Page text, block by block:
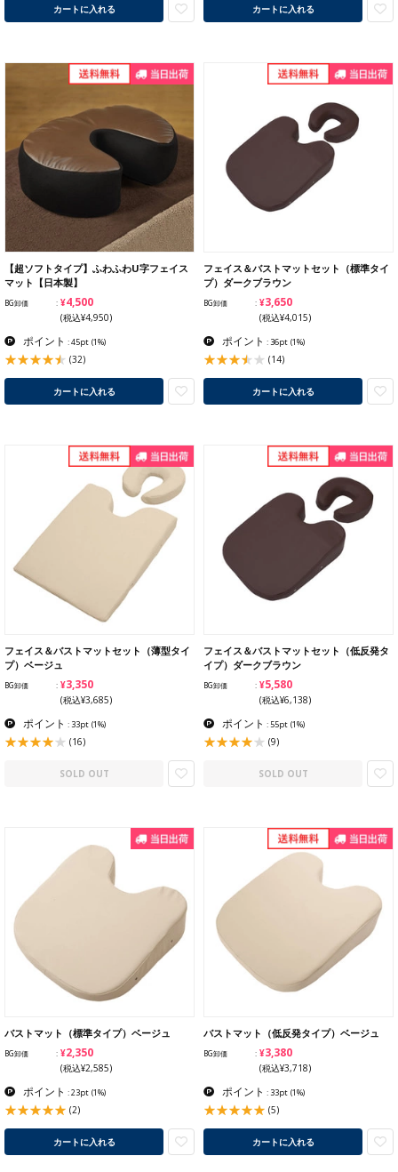
カートに入れる カートに入れる
【超ソフトタイプ】ふわふわU字フェイス
マット【日本製】
BG卸価 ¥4,500
(税込¥4,950)
ポイント : 45pt (1%)
(32)
カートに入れる
フェイス＆バストマットセット（標準タイ
プ）ダークブラウン
BG卸価 ¥3,650
(税込¥4,015)
ポイント : 36pt (1%)
(14)
カートに入れる
フェイス＆バストマットセット（薄型タイ
プ）ベージュ
BG卸価 ¥3,350
(税込¥3,685)
ポイント : 33pt (1%)
(16)
SOLD OUT
フェイス＆バストマットセット（低反発タ
イプ）ダークブラウン
BG卸価 ¥5,580
(税込¥6,138)
ポイント : 55pt (1%)
(9)
SOLD OUT
バストマット（標準タイプ）ベージュ
BG卸価 ¥2,350
(税込¥2,585)
ポイント : 23pt (1%)
(2)
カートに入れる
バストマット（低反発タイプ）ベージュ
BG卸価 ¥3,380
(税込¥3,718)
ポイント : 33pt (1%)
(5)
カートに入れる